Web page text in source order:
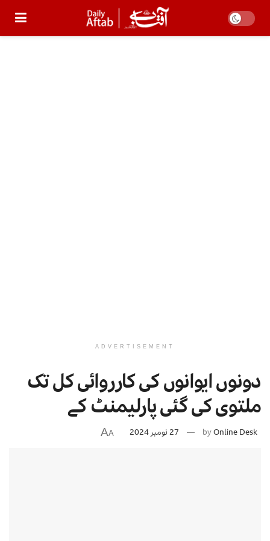
ADVERTISEMENT
دونوں ایوانوں کی کارروائی کل تک
ملتوی کی گئی پارلیمنٹ کے
byOnline Desk 27 نومبر 2024 A
A